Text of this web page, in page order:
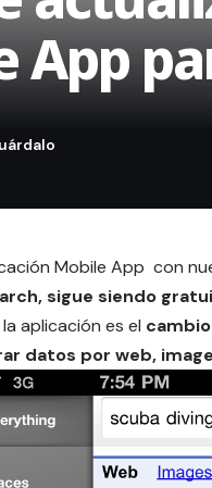
App
Mobile App con
sigue siendo
aplicación es el
datos por web,